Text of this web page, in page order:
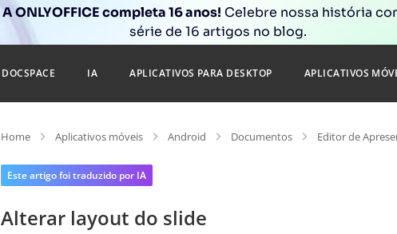
A ONLYOFFICE completa 16 anos! Celebre nossa história
série de 16 artigos no blog.
DOCSPACE IA APLICATIVOS PARA DESKTOP APLICATIVOS
Home Aplicativos móveis Android Documentos Editor de
Este artigo foi traduzido por IA
Alterar layout do slide